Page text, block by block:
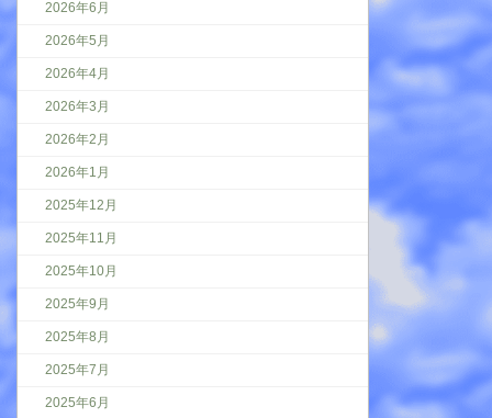
2026年6月
2026年5月
2026年4月
2026年3月
2026年2月
2026年1月
2025年12月
2025年11月
2025年10月
2025年9月
2025年8月
2025年7月
2025年6月